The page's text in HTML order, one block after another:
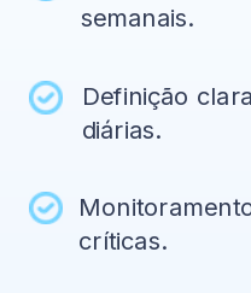
semanais.
Definição
diárias.
críticas.